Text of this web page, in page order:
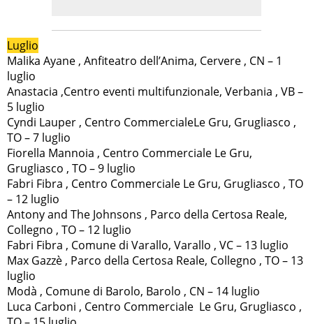
Luglio
Malika Ayane , Anfiteatro dell’Anima, Cervere , CN – 1
luglio
Anastacia ,Centro eventi multifunzionale, Verbania , VB –
5 luglio
Cyndi Lauper , Centro CommercialeLe Gru, Grugliasco ,
TO – 7 luglio
Fiorella Mannoia , Centro Commerciale Le Gru,
Grugliasco , TO – 9 luglio
Fabri Fibra , Centro Commerciale Le Gru, Grugliasco , TO
– 12 luglio
Antony and The Johnsons , Parco della Certosa Reale,
Collegno , TO – 12 luglio
Fabri Fibra , Comune di Varallo, Varallo , VC – 13 luglio
Max Gazzè , Parco della Certosa Reale, Collegno , TO – 13
luglio
Modà , Comune di Barolo, Barolo , CN – 14 luglio
Luca Carboni , Centro Commerciale Le Gru, Grugliasco ,